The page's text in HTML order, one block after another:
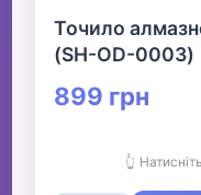
Точило
(SH-OD-0003)
899 грн
👆